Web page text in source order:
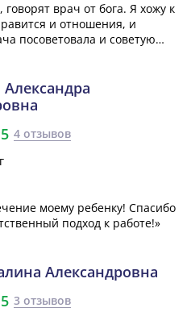
врач от бога. Я хожу к
и отношения, и
посоветовала и советую
Александра
5 4 отзывов
моему ребенку! Спасибо
подход к работе!»
Александровна
5 3 отзывов